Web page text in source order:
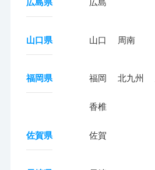
広島県 広島
山口県 山口 周南
福岡県 福岡 北九州
香椎
佐賀県 佐賀